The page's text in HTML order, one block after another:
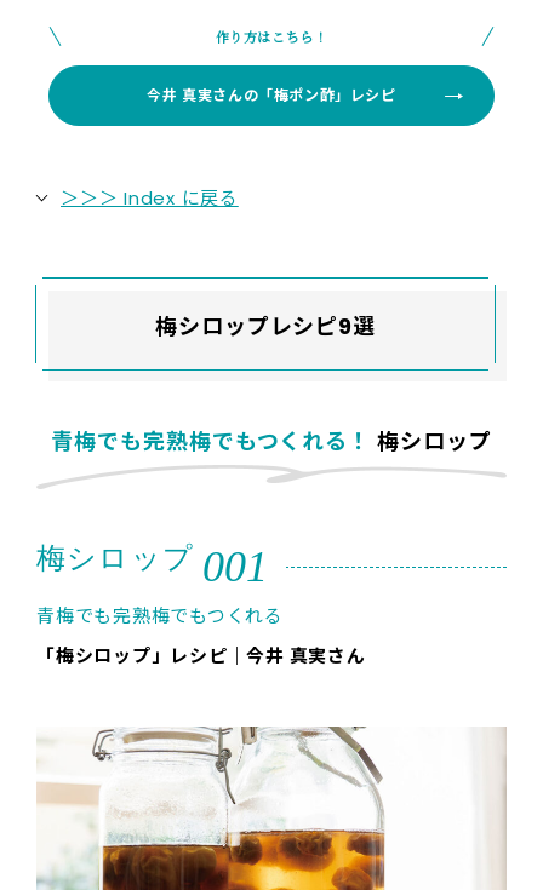
作り方はこちら！
今井 真実さんの「梅ポン酢」レシピ
＞＞＞ Index に戻る
梅シロップレシピ9選
青梅でも完熟梅でもつくれる！ 梅シロップ
梅シロップ 001
青梅でも完熟梅でもつくれる
「梅シロップ」レシピ｜今井 真実さん